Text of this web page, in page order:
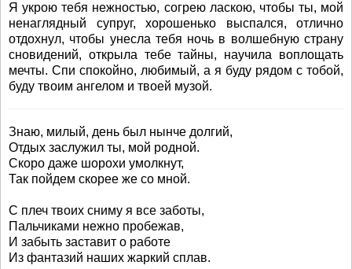
Я укрою тебя нежностью, согрею ласкою, чтобы ты, мой
ненаглядный супруг, хорошенько выспался, отлично
отдохнул, чтобы унесла тебя ночь в волшебную страну
сновидений, открыла тебе тайны, научила воплощать
мечты. Спи спокойно, любимый, а я буду рядом с тобой,
буду твоим ангелом и твоей музой.
Знаю, милый, день был нынче долгий,
Отдых заслужил ты, мой родной.
Скоро даже шорохи умолкнут,
Так пойдем скорее же со мной.
С плеч твоих сниму я все заботы,
Пальчиками нежно пробежав,
И забыть заставит о работе
Из фантазий наших жаркий сплав.